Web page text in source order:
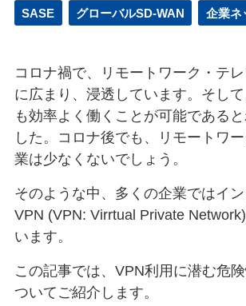
SASE グローバルSD-WAN 企業ネ
コロナ禍で、リモートワーク・テ
に広まり、浸透しています。そし
も効率よく働くことが可能である
した。コロナ後でも、リモートワ
業は少なくないでしょう。
そのような中、多くの企業ではイ
VPN (VPN: Virrtual Private
います。
この記事では、VPN利用に潜む危
ついてご紹介します。